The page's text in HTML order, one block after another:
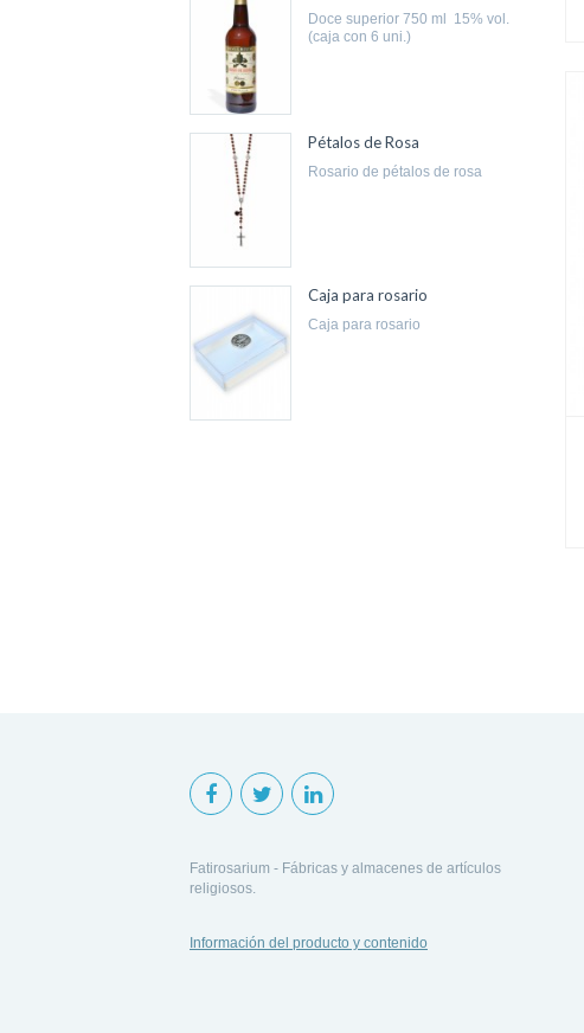
doce superior 750 ml 15% vol.
(caja con 6 uni.)
Pétalos de Rosa
rosario de pétalos de rosa
Caja para rosario
caja para rosario
Fatirosarium - Fábricas y almacenes de artículos
religiosos.
Información del producto y contenido